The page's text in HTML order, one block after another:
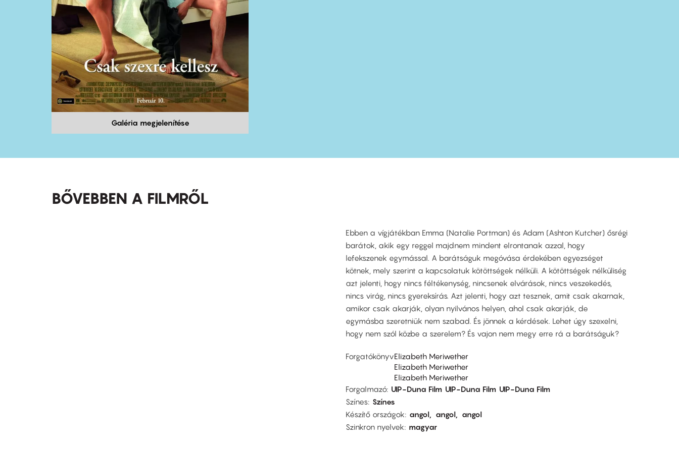
Galéria megjelenítése
BŐVEBBEN A FILMRŐL
Ebben a vígjátékban Emma (Natalie Portman) és Adam (Ashton Kutcher) ősrégi
barátok, akik egy reggel majdnem mindent elrontanak azzal, hogy
lefekszenek egymással. A barátságuk megóvása érdekében egyezséget
kötnek, mely szerint a kapcsolatuk kötöttségek nélküli. A kötöttségek nélküliség
azt jelenti, hogy nincs féltékenység, nincsenek elvárások, nincs veszekedés,
nincs virág, nincs gyereksírás. Azt jelenti, hogy azt tesznek, amit csak akarnak,
amikor csak akarják, olyan nyilvános helyen, ahol csak akarják, de
egymásba szeretniük nem szabad. És jönnek a kérdések. Lehet úgy szexelni,
hogy nem szól közbe a szerelem? És vajon nem megy erre rá a barátságuk?
ForgatókönyvElizabeth Meriwether
Elizabeth Meriwether
Elizabeth Meriwether
Forgalmazó UIP-Duna Film UIP-Duna Film UIP-Duna Film
Színes Színes
Készítő országok
angol angol
angol
Szinkron nyelvek
magyar